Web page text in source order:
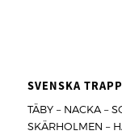
SVENSKA
TÄBY – NACKA –
SKÄRHOLMEN –